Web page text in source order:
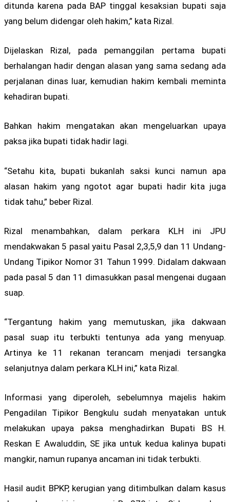
ditunda karena pada BAP tinggal kesaksian bupati saja
yang belum didengar oleh hakim,” kata Rizal.
Dijelaskan Rizal, pada pemanggilan pertama bupati
berhalangan hadir dengan alasan yang sama sedang ada
perjalanan dinas luar, kemudian hakim kembali meminta
kehadiran bupati.
Bahkan hakim mengatakan akan mengeluarkan upaya
paksa jika bupati tidak hadir lagi.
“Setahu kita, bupati bukanlah saksi kunci namun apa
alasan hakim yang ngotot agar bupati hadir kita juga
tidak tahu,” beber Rizal.
Rizal menambahkan, dalam perkara KLH ini JPU
mendakwakan 5 pasal yaitu Pasal 2,3,5,9 dan 11 Undang-
Undang Tipikor Nomor 31 Tahun 1999. Didalam dakwaan
pada pasal 5 dan 11 dimasukkan pasal mengenai dugaan
suap.
“Tergantung hakim yang memutuskan, jika dakwaan
pasal suap itu terbukti tentunya ada yang menyuap.
Artinya ke 11 rekanan terancam menjadi tersangka
selanjutnya dalam perkara KLH ini,” kata Rizal.
Informasi yang diperoleh, sebelumnya majelis hakim
Pengadilan Tipikor Bengkulu sudah menyatakan untuk
melakukan upaya paksa menghadirkan Bupati BS H.
Reskan E Awaluddin, SE jika untuk kedua kalinya bupati
mangkir, namun rupanya ancaman ini tidak terbukti.
Hasil audit BPKP, kerugian yang ditimbulkan dalam kasus